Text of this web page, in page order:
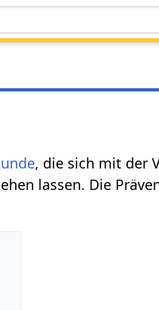
, die sich mit der
lassen. Die